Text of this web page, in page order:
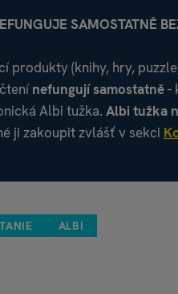
SAMOSTATNĚ
produkty (knihy, hry,
nefungují samostatně-
Albi tužka. Albi tužka
ji zakoupit zvlášť v sekci
ALBI